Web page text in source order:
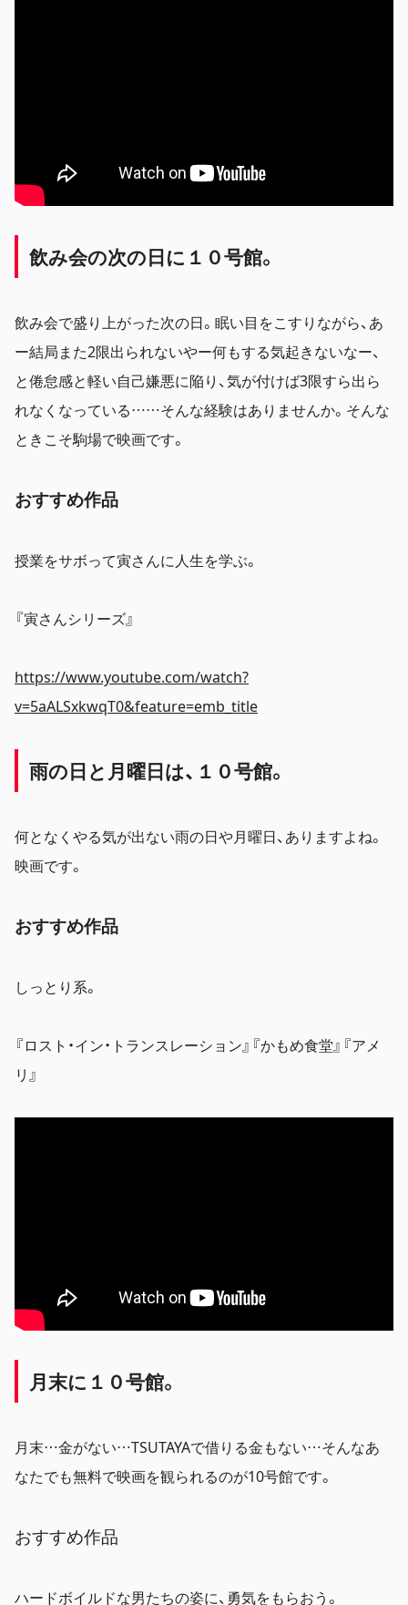
飲み会の次の日に１０号館。
飲み会で盛り上がった次の日。眠い目をこすりながら、あ
ー結局また2限出られないやー何もする気起きないなー、
と倦怠感と軽い自己嫌悪に陥り、気が付けば3限すら出ら
れなくなっている……そんな経験はありませんか。そんな
ときこそ駒場で映画です。
おすすめ作品
授業をサボって寅さんに人生を学ぶ。
『寅さんシリーズ』
https://www.youtube.com/watch?
v=5aALSxkwqT0&feature=emb_title
雨の日と月曜日は、１０号館。
何となくやる気が出ない雨の日や月曜日、ありますよね。
映画です。
おすすめ作品
しっとり系。
『ロスト・イン・トランスレーション』『かもめ食堂』『アメ
リ』
月末に１０号館。
月末…金がない…TSUTAYAで借りる金もない…そんなあ
なたでも無料で映画を観られるのが10号館です。
おすすめ作品
ハードボイルドな男たちの姿に、勇気をもらおう。